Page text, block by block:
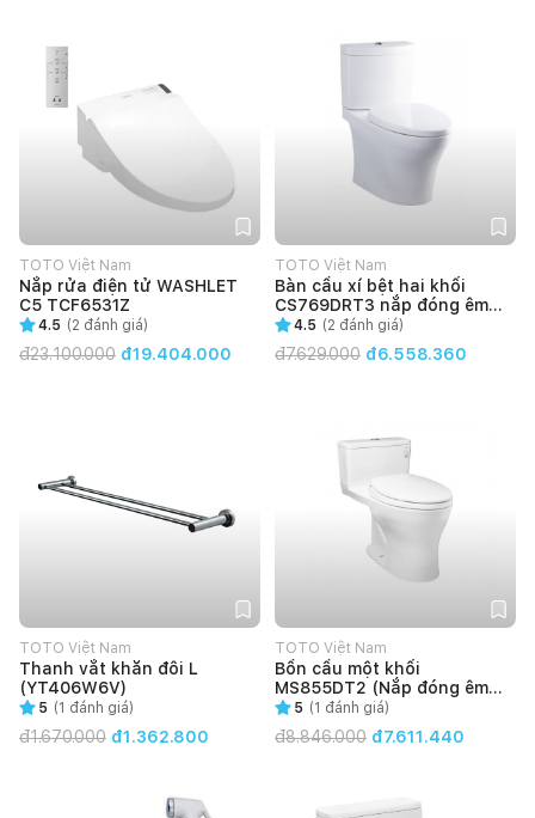
TOTO Việt Nam
Nắp rửa điện tử WASHLET
C5 TCF6531Z
4.5 (2 đánh giá)
đ23.100.000 đ19.404.000
TOTO Việt Nam
Bàn cầu xí bệt hai khối
CS769DRT3 nắp đóng êm
TC385VS
4.5 (2 đánh giá)
đ7.629.000 đ6.558.360
TOTO Việt Nam
Thanh vắt khăn đôi L
(YT406W6V)
5 (1 đánh giá)
đ1.670.000 đ1.362.800
TOTO Việt Nam
Bồn cầu một khối
MS855DT2 (Nắp đóng êm
TC393VS)
5 (1 đánh giá)
đ8.846.000 đ7.611.440